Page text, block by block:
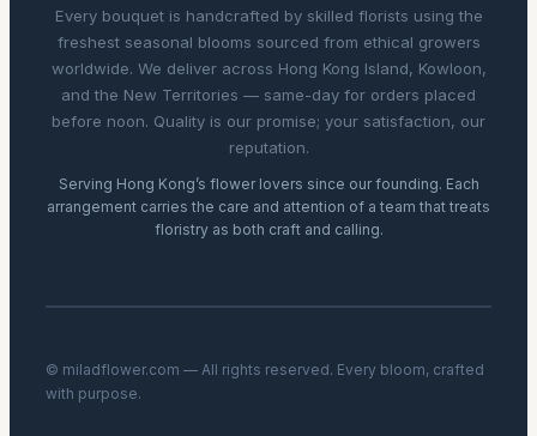
Every bouquet is handcrafted by skilled florists using the
freshest seasonal blooms sourced from ethical growers
worldwide. We deliver across Hong Kong Island, Kowloon,
and the New Territories — same-day for orders placed
before noon. Quality is our promise; your satisfaction, our
reputation.
Serving Hong Kong’s flower lovers since our founding. Each
arrangement carries the care and attention of a team that treats
floristry as both craft and calling.
© miladflower.com — All rights reserved. Every bloom, crafted
with purpose.